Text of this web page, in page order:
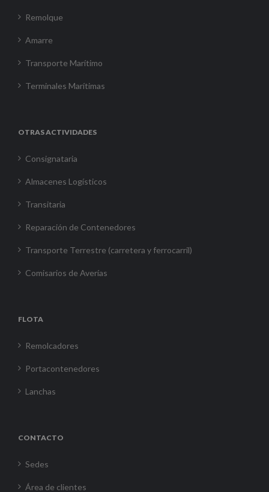
Remolque
Amarre
Transporte Marítimo
Terminales Marítimas
OTRAS ACTIVIDADES
Consignataria
Almacenes Logísticos
Transitaria
Reparación de Contenedores
Transporte Terrestre (carretera y ferrocarril)
Comisarios de Averías
FLOTA
Remolcadores
Portacontenedores
Lanchas
CONTACTO
Sedes
Área de clientes